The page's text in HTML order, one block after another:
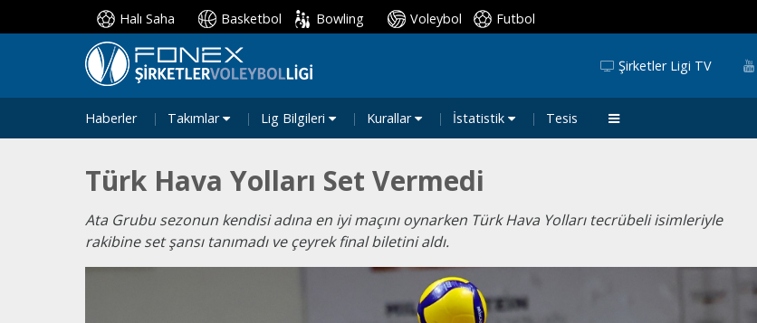
Haberler Takımlar Lig Bilgileri Kurallar İstatistik Tesis
Halı Saha Basketbol Bowling Voleybol Futbol
Şirketler Ligi TV
Türk Hava Yolları Set Vermedi
Ata Grubu sezonun kendisi adına en iyi maçını oynarken Türk Hava Yolları tecrübeli isimleriyle
rakibine set şansı tanımadı ve çeyrek final biletini aldı.